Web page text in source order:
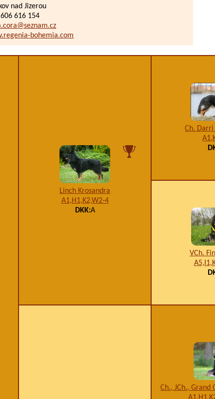
nad Jizerou
616 154
bohemia.com
Linch Krosandra
A1,H1,K2,W2-4
DKK:A
Ch. Darri
VCh.
Ch., JCh., Grand